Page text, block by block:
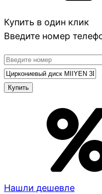
Купить в один клик
Введите номер
Нашли дешевле